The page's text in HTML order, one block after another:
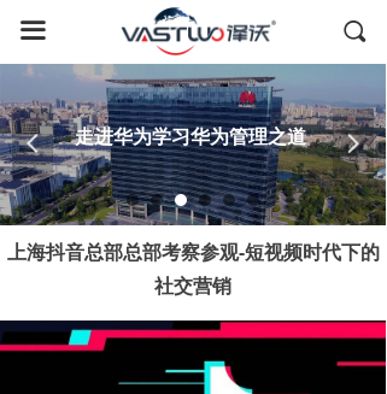
끠
끀
首页
国内考察
全球游学
德国考察
日本考察
全球资源
走进华为学习华为管理之道
넳 넲
上海抖音总部总部考察参观-短视频时代下的
社交营销